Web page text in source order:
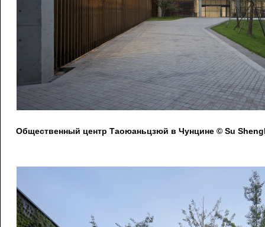
Общественный центр Таоюаньцзюй в Чунцине © Su